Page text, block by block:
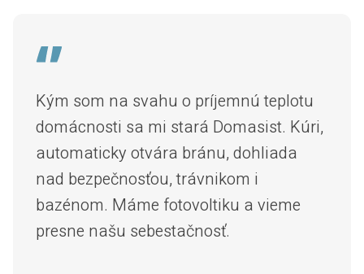
Kým som na svahu o príjemnú teplotu
domácnosti sa mi stará Domasist. Kúri,
automaticky otvára bránu, dohliada
nad bezpečnosťou, trávnikom i
bazénom. Máme fotovoltiku a vieme
presne našu sebestačnosť.